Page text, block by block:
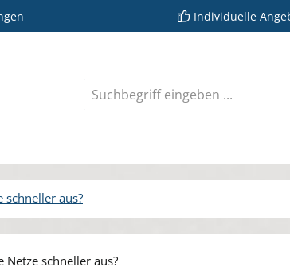
Individuelle
aus?